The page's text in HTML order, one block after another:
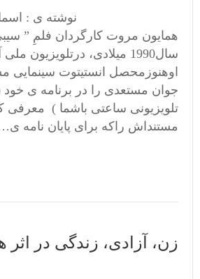
نوشته ی :
همایون مروت ‌کارگردان فلمِ ”
سال1990 میلادی، درتلویزیون
اوهنوزمحصل انستیتوت سینمایی
جوان مستعدی را در برنامه ی خود
تلویزیونی ساعتی باشما ) معرفی
مستنداش راکه برای پایان نامه
زن، آزادی، زندگی در اثر